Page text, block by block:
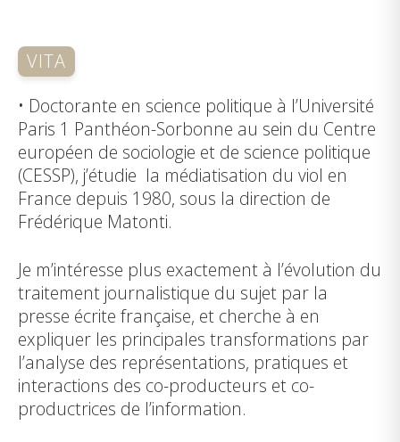
VITA
• Doctorante en science politique à l’Université
Paris 1 Panthéon-Sorbonne au sein du Centre
européen de sociologie et de science politique
(CESSP), j’étudie la médiatisation du viol en
France depuis 1980, sous la direction de
Frédérique Matonti.
Je m’intéresse plus exactement à l’évolution du
traitement journalistique du sujet par la
presse écrite française, et cherche à en
expliquer les principales transformations par
l’analyse des représentations, pratiques et
interactions des co-producteurs et co-
productrices de l’information.